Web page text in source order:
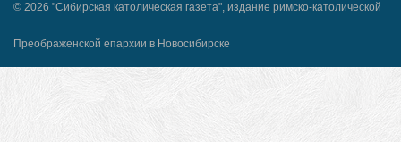
© 2026 "Сибирская католическая газета", издание римско-католической
Преображенской епархии в Новосибирске